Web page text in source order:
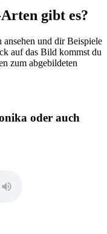
gibt es?
und dir Beispiele
auf das Bild kommst du
zum abgebildeten
oder auch